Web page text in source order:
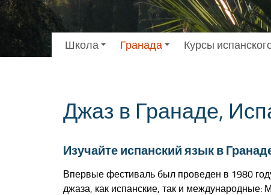
Школа Гранада Курсы
Джаз в Гранаде,
Изучайте испанский язык в
Впервые фестиваль был проведен в 1980
джаза, как испанские, так и